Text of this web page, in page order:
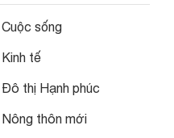
Cuộc sống
Kinh tế
Đô thị Hạnh phúc
Nông thôn mới